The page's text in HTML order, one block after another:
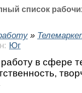
список
»
Юг
в сфере